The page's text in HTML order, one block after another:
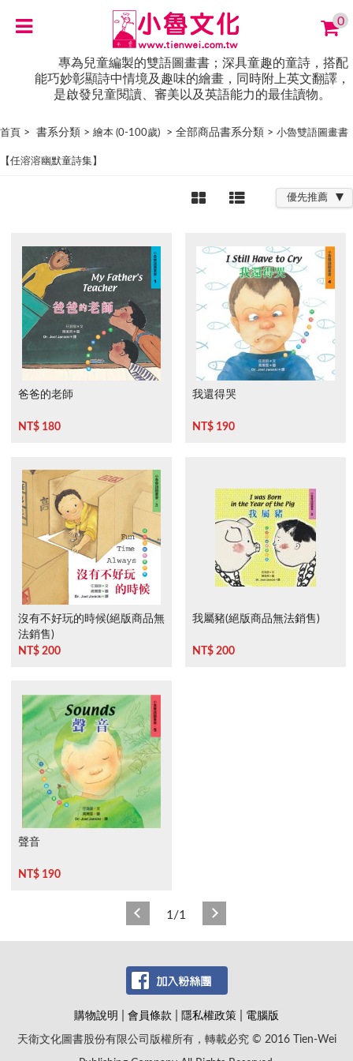
0
專為兒童編製的雙語圖畫書；深具童趣的童詩，搭配
能巧妙彰顯詩中情境及趣味的繪畫，同時附上英文翻譯，
是啟發兒童閱讀、審美以及英語能力的最佳讀物。
首頁 > 書系分類 > 繪本 (0-100歲) > 全部商品書系分類 > 小魯雙語圖畫書
【任溶溶幽默童詩集】
優先推薦
爸爸的老師
NT$ 180
我還得哭
NT$ 190
沒有不好玩的時候(絕版商品無
法銷售)
NT$ 200
我屬豬(絕版商品無法銷售)
NT$ 200
聲音
NT$ 190
1/1
購物說明 會員條款 隱私權政策
電腦版
天衛文化圖書股份有限公司版權所有，轉載必究 © 2016 Tien-Wei